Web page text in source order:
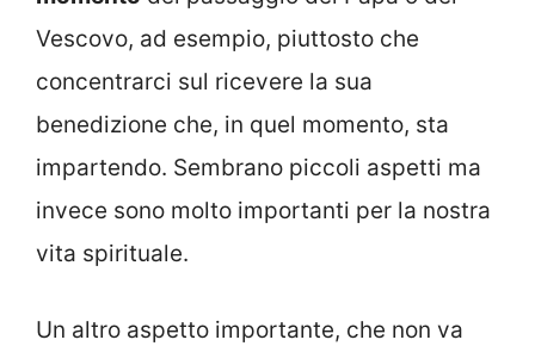
Vescovo, ad esempio, piuttosto che
concentrarci sul ricevere la sua
benedizione che, in quel momento, sta
impartendo. Sembrano piccoli aspetti ma
invece sono molto importanti per la nostra
vita spirituale.
Un altro aspetto importante, che non va